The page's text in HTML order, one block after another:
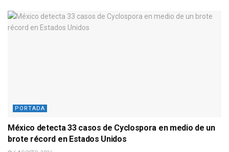
PORTADA
México detecta 33 casos de Cyclospora en medio de un
brote récord en Estados Unidos